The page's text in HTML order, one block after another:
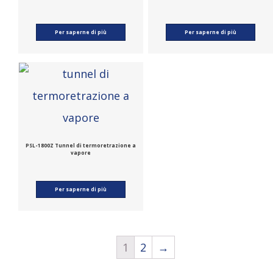
Per saperne di più Per saperne di più
PSL-1800Z Tunnel di termoretrazione a
vapore
Per saperne di più
1 2 →